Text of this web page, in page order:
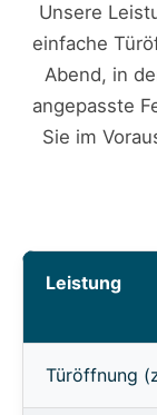
Unsere
einfache
Abend, in
angepasste
Sie im
Leistung
Türöffnung